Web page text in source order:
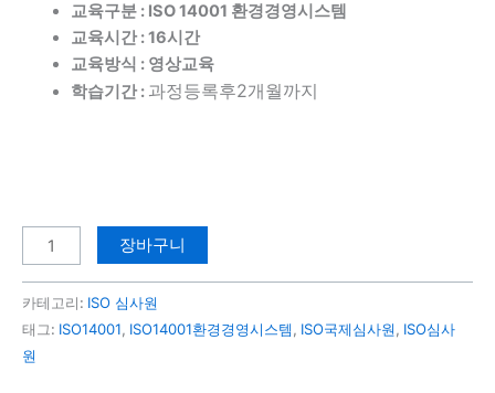
교육구분 : ISO 14001 환경경영시스템
교육시간 : 16시간
교육방식 : 영상교육
학습기간: 과정등록후2개월까지
장바구니
카테고리: ISO 심사원
태그: ISO14001, ISO14001환경경영시스템, ISO국제심사원, ISO심사
원